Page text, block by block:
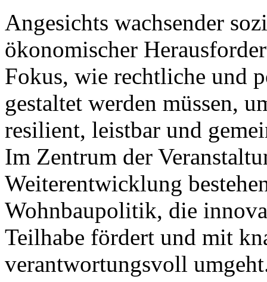
Angesichts wachsender
ökonomischer
Fokus, wie rechtliche und
gestaltet werden müssen,
resilient, leistbar und
Im Zentrum der
Weiterentwicklung
Wohnbaupolitik, die
Teilhabe fördert und mit
verantwortungsvoll